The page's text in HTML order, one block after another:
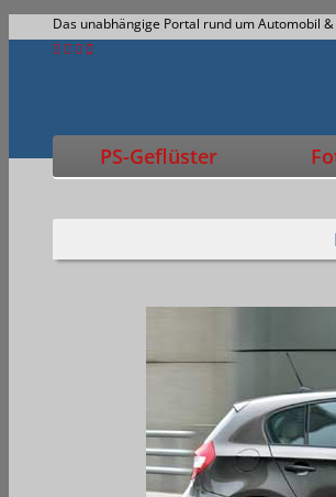
Das unabhängige Portal rund um Automobil
PS-Geflüster